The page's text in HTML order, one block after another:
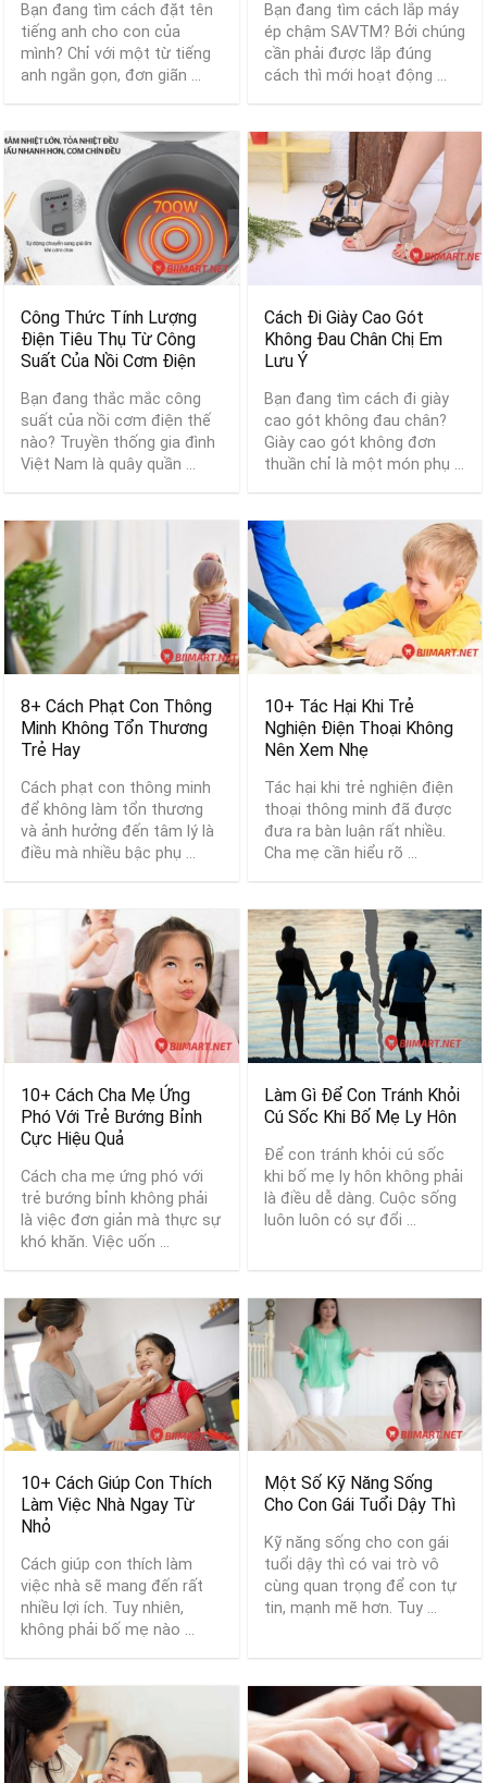
Bạn đang tìm cách đặt tên
tiếng anh cho con của
mình? Chỉ với một từ tiếng
anh ngắn gọn, đơn giãn ...
Bạn đang tìm cách lắp máy
ép chậm SAVTM? Bởi chúng
cần phải được lắp đúng
cách thì mới hoạt động ...
Công Thức Tính Lượng
Điện Tiêu Thụ Từ Công
Suất Của Nồi Cơm Điện
Bạn đang thắc mắc công
suất của nồi cơm điện thế
nào? Truyền thống gia đình
Việt Nam là quây quần ...
Cách Đi Giày Cao Gót
Không Đau Chân Chị Em
Lưu Ý
Bạn đang tìm cách đi giày
cao gót không đau chân?
Giày cao gót không đơn
thuần chỉ là một món phụ ...
8+ Cách Phạt Con Thông
Minh Không Tổn Thương
Trẻ Hay
Cách phạt con thông minh
để không làm tổn thương
và ảnh hưởng đến tâm lý là
điều mà nhiều bậc phụ ...
10+ Tác Hại Khi Trẻ
Nghiện Điện Thoại Không
Nên Xem Nhẹ
Tác hại khi trẻ nghiện điện
thoại thông minh đã được
đưa ra bàn luận rất nhiều.
Cha mẹ cần hiểu rõ ...
10+ Cách Cha Mẹ Ứng
Phó Với Trẻ Bướng Bỉnh
Cực Hiệu Quả
Cách cha mẹ ứng phó với
trẻ bướng bỉnh không phải
là việc đơn giản mà thực sự
khó khăn. Việc uốn ...
Làm Gì Để Con Tránh Khỏi
Cú Sốc Khi Bố Mẹ Ly Hôn
Để con tránh khỏi cú sốc
khi bố mẹ ly hôn không phải
là điều dễ dàng. Cuộc sống
luôn luôn có sự đổi ...
10+ Cách Giúp Con Thích
Làm Việc Nhà Ngay Từ
Nhỏ
Cách giúp con thích làm
việc nhà sẽ mang đến rất
nhiều lợi ích. Tuy nhiên,
không phải bố mẹ nào ...
Một Số Kỹ Năng Sống
Cho Con Gái Tuổi Dậy Thì
Kỹ năng sống cho con gái
tuổi dậy thì có vai trò vô
cùng quan trọng để con tự
tin, mạnh mẽ hơn. Tuy ...